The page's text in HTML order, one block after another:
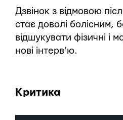
Дзвінок з відмовою
стає доволі болісним,
відшукувати фізичні і
нові інтерв’ю.
Критика